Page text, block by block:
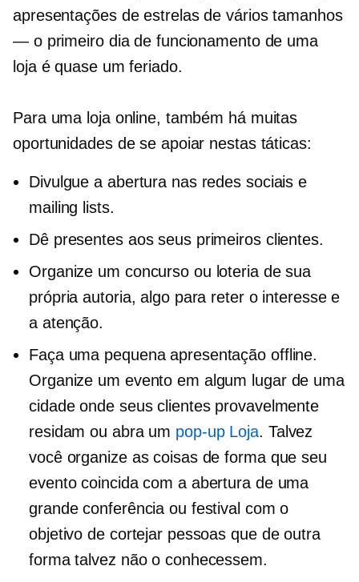
apresentações de estrelas de vários tamanhos
— o primeiro dia de funcionamento de uma
loja é quase um feriado.
Para uma loja online, também há muitas
oportunidades de se apoiar nestas táticas:
Divulgue a abertura nas redes sociais e
mailing lists.
Dê presentes aos seus primeiros clientes.
Organize um concurso ou loteria de sua
própria autoria, algo para reter o interesse e
a atenção.
Faça uma pequena apresentação offline.
Organize um evento em algum lugar de uma
cidade onde seus clientes provavelmente
residam ou abra um pop-upLoja. Talvez
você organize as coisas de forma que seu
evento coincida com a abertura de uma
grande conferência ou festival com o
objetivo de cortejar pessoas que de outra
forma talvez não o conhecessem.